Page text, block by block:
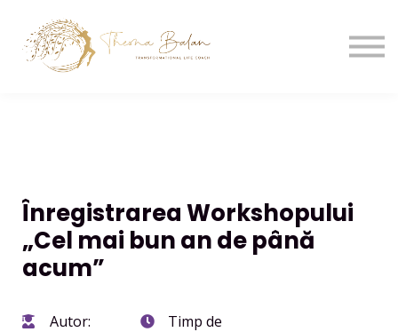
Despre mine
Intră în cont
Înregistrarea Workshopului
„Cel mai bun an de până
acum”
Autor:
Timp de